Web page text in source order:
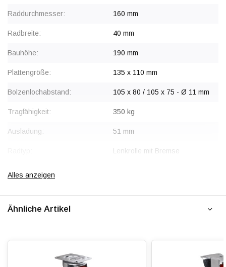
Raddurchmesser: 160 mm
Radbreite: 40 mm
Bauhöhe: 190 mm
Plattengröße: 135 x 110 mm
Bolzenlochabstand: 105 x 80 / 105 x 75 - Ø 11 mm
Tragfähigkeit: 350 kg
Ausladung: 51 mm
Lenkrolle mit Bremse
Befestigungstyp:
Bremse:
Radkörper: Polyamid (PA6)
Alles anzeigen
Ähnliche Artikel